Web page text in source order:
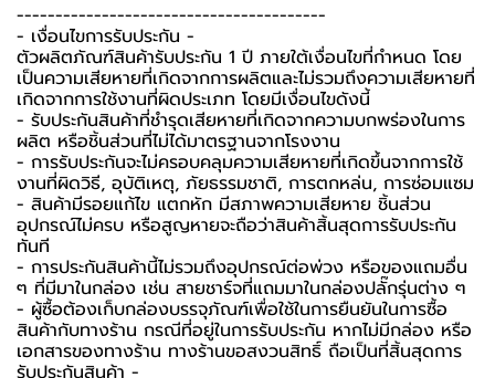
----------------------------------------
-️ เงื่อนไขการรับประกัน -️
ตัวผลิตภัณฑ์สินค้ารับประกัน 1 ปี ภายใต้เงื่อนไขที่กำหนด โดย
เป็นความเสียหายที่เกิดจากการผลิตและไม่รวมถึงความเสียหายที่
เกิดจากการใช้งานที่ผิดประเภท โดยมีเงื่อนไขดังนี้
- รับประกันสินค้าที่ชำรุดเสียหายที่เกิดจากความบกพร่องในการ
ผลิต หรือชิ้นส่วนที่ไม่ได้มาตรฐานจากโรงงาน
- การรับประกันจะไม่ครอบคลุมความเสียหายที่เกิดขึ้นจากการใช้
งานที่ผิดวิธี, อุบัติเหตุ, ภัยธรรมชาติ, การตกหล่น, การซ่อมแซม
- สินค้ามีรอยแก้ไข แตกหัก มีสภาพความเสียหาย ชิ้นส่วน
อุปกรณ์ไม่ครบ หรือสูญหายจะถือว่าสินค้าสิ้นสุดการรับประกัน
ทันที
- การประกันสินค้านี้ไม่รวมถึงอุปกรณ์ต่อพ่วง หรือของแถมอื่น
ๆ ที่มีมาในกล่อง เช่น สายชาร์จที่แถมมาในกล่องปลั๊กรุ่นต่าง ๆ
-️ ผู้ซื้อต้องเก็บกล่องบรรจุภัณฑ์เพื่อใช้ในการยืนยันในการซื้อ
สินค้ากับทางร้าน กรณีที่อยู่ในการรับประกัน หากไม่มีกล่อง หรือ
เอกสารของทางร้าน ทางร้านขอสงวนสิทธิ์ ถือเป็นที่สิ้นสุดการ
รับประกันสินค้า -️